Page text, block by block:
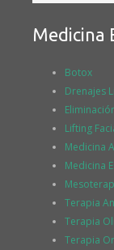
Medicina
Botox
Drenajes
Lifting
Medicina
Medicina
Terapia
Terapia
Terapia